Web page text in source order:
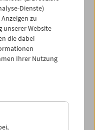
ist, stellt
für die
Filmformaten von
erlaubt nicht
sondern
von Filmmaterialien,
aus Museen,
ein
das international
Dienste)
zu
unserer Website
die dabei
Ihrer Nutzung